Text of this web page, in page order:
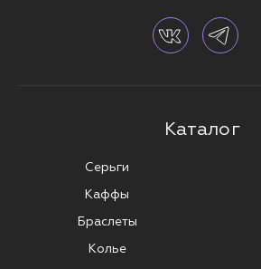
Каталог
Серьги
Каффы
Браслеты
Колье